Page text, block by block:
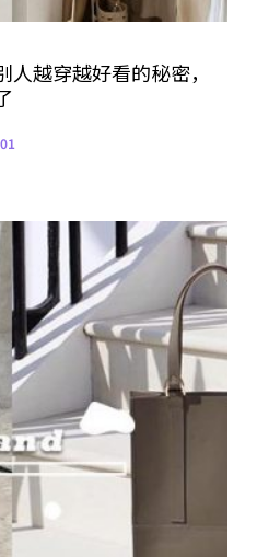
越穿越好看的秘密，